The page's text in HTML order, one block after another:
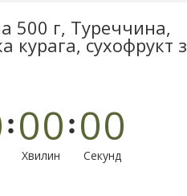
500 г, Туреччина,
курага, сухофрукт з
00
Хвилин
00
Секунд